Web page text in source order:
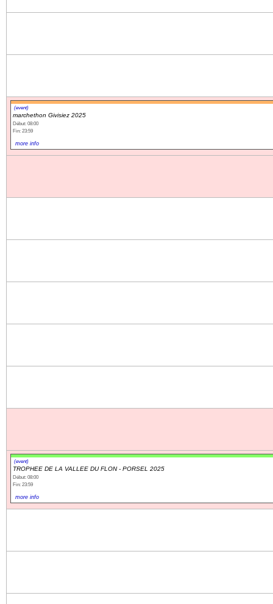
(event)
marchethon Givisiez 2025
Début: 08:00
Fin: 23:59
more info
(event)
TROPHEE DE LA VALLEE DU FLON - PORSEL 2025
Début: 08:00
Fin: 23:59
more info